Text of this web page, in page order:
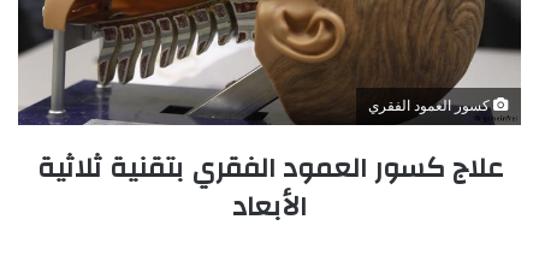
كسور العمود الفقري
علاج كسور العمود الفقري بتقنية ثلاثية
الأبعاد